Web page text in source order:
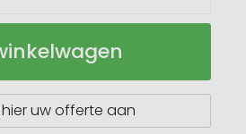
uw offerte aan